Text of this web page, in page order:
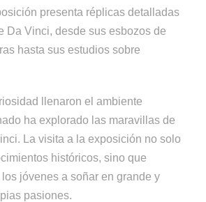
presenta réplicas detalladas
Da Vinci, desde sus esbozos de
hasta sus estudios sobre
llenaron el ambiente
ha explorado las maravillas de
La visita a la exposición no solo
históricos, sino que
jóvenes a soñar en grande y
pasiones.